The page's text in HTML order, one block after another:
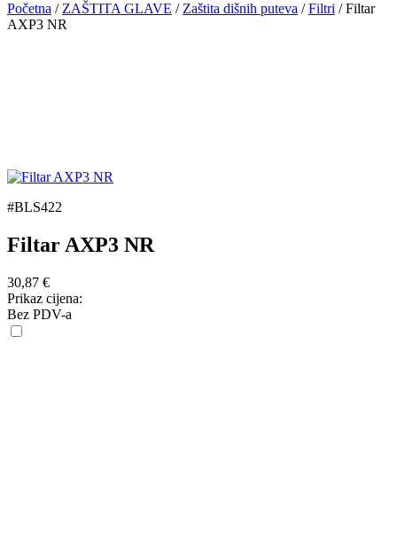
Početna / ZAŠTITA GLAVE / Zaštita dišnih puteva /Filtri / Filtar
AXP3 NR
#BLS422
Filtar AXP3 NR
30,87 €
Prikaz cijena:
Bez PDV-a